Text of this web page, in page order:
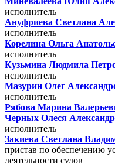
исполнитель
Ануфриева Светлана
исполнитель
Корелина Ольга
исполнитель
Кузьмина Людмила
исполнитель
Мазурин Олег
исполнитель
Рябова Марина
Черных Олеся
исполнитель
Закиева Светлана
пристав по обеспечению
деятельности судов